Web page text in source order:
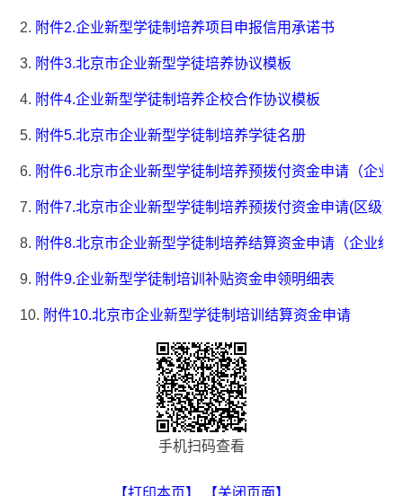
2. 附件2.企业新型学徒制培养项目申报信用承诺书
3. 附件3.北京市企业新型学徒培养协议模板
4. 附件4.企业新型学徒制培养企校合作协议模板
5. 附件5.北京市企业新型学徒制培养学徒名册
6. 附件6.北京市企业新型学徒制培养预拨付资金申请（企业
7. 附件7.北京市企业新型学徒制培养预拨付资金申请(区级)
8. 附件8.北京市企业新型学徒制培养结算资金申请（企业级
9. 附件9.企业新型学徒制培训补贴资金申领明细表
10. 附件10.北京市企业新型学徒制培训结算资金申请
手机扫码查看
【打印本页】 【关闭页面】